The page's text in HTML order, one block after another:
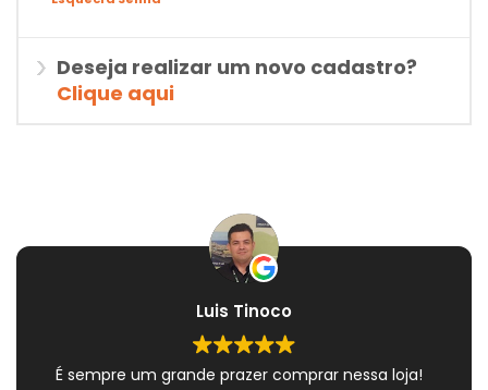
Deseja realizar um novo cadastro?
Clique aqui
Luis Tinoco
É sempre um grande prazer comprar nessa loja!